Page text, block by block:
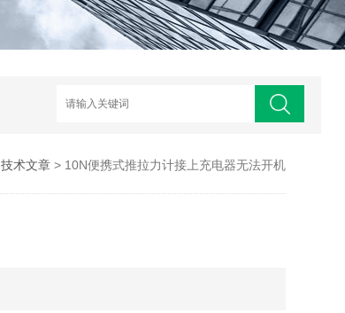
技术文章> 10N便携式推拉力计接上充电器无法开机​